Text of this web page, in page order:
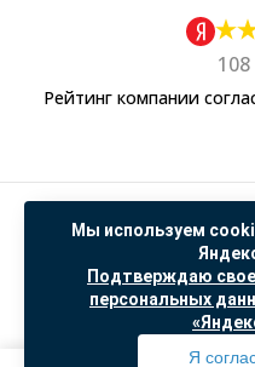
Рейтинг компании
Политика
Согласие на
"© ООО “САНТЕХГИД”, 2026. Все права
офертой, цены и
Доработка и
Мы используем
Подтверждаю свое
персональных
Я